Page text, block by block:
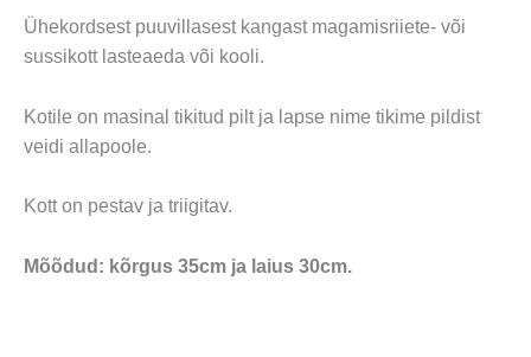
Ühekordsest puuvillasest kangast magamisriiete- või
sussikott lasteaeda või kooli.
Kotile on masinal tikitud pilt ja lapse nime tikime pildist
veidi allapoole.
Kott on pestav ja triigitav.
Mõõdud: kõrgus 35cm ja laius 30cm.